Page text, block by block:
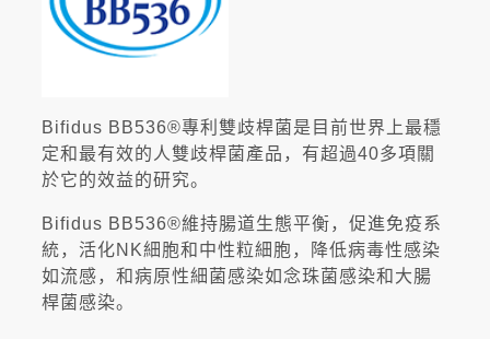
Bifidus BB536®專利雙歧桿菌是目前世界上最穩
定和最有效的人雙歧桿菌產品，有超過40多項關
於它的效益的研究。
Bifidus BB536®維持腸道生態平衡，促進免疫系
統，活化NK細胞和中性粒細胞，降低病毒性感染
如流感，和病原性細菌感染如念珠菌感染和大腸
桿菌感染。